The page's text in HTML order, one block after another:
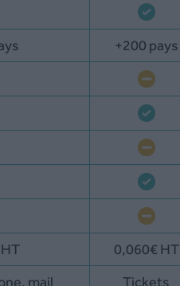
+200 pays
0,060€ HT
mail Tickets